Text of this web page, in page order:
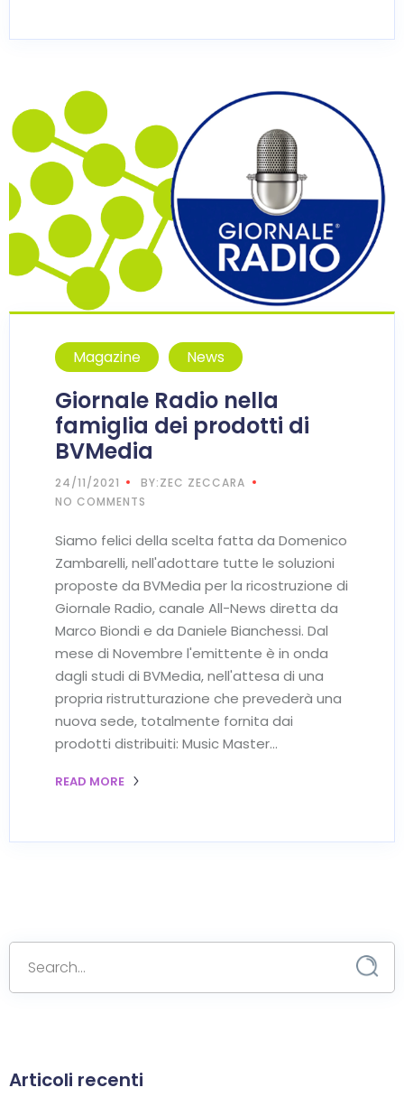
Magazine News
Giornale Radio nella
famiglia dei prodotti di
BVMedia
24/11/2021
BY:ZEC ZECCARA
NO COMMENTS
Siamo felici della scelta fatta da Domenico
Zambarelli, nell'adottare tutte le soluzioni
proposte da BVMedia per la ricostruzione di
Giornale Radio, canale All-News diretta da
Marco Biondi e da Daniele Bianchessi. Dal
mese di Novembre l'emittente è in onda
dagli studi di BVMedia, nell'attesa di una
propria ristrutturazione che prevederà una
nuova sede, totalmente fornita dai
prodotti distribuiti: Music Master…
READ MORE
Articoli recenti